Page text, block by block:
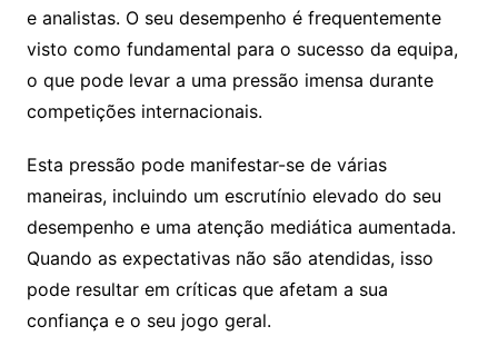
e analistas. O seu desempenho é frequentemente
visto como fundamental para o sucesso da equipa,
o que pode levar a uma pressão imensa durante
competições internacionais.
Esta pressão pode manifestar-se de várias
maneiras, incluindo um escrutínio elevado do seu
desempenho e uma atenção mediática aumentada.
Quando as expectativas não são atendidas, isso
pode resultar em críticas que afetam a sua
confiança e o seu jogo geral.